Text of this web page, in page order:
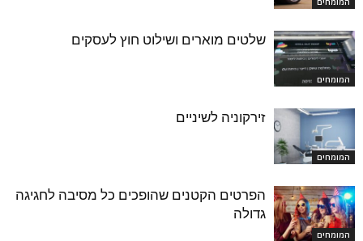
המומחים
שלטים מוארים ושילוט חוץ לעסקים
המומחים
זירקוניה לשיניים
המומחים
הפרטים הקטנים שהופכים כל מסיבה לחגיגה
גדולה